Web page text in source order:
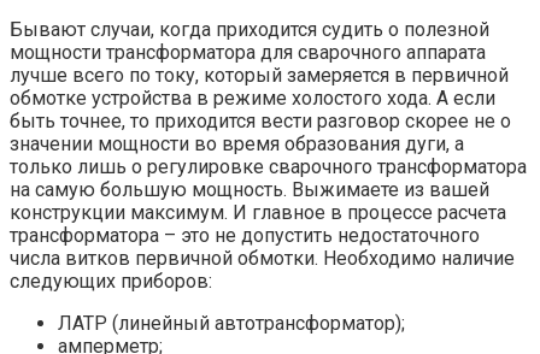
Бывают случаи, когда приходится судить о полезной
мощности трансформатора для сварочного аппарата
лучше всего по току, который замеряется в первичной
обмотке устройства в режиме холостого хода. А если
быть точнее, то приходится вести разговор скорее не о
значении мощности во время образования дуги, а
только лишь о регулировке сварочного трансформатора
на самую большую мощность. Выжимаете из вашей
конструкции максимум. И главное в процессе расчета
трансформатора – это не допустить недостаточного
числа витков первичной обмотки. Необходимо наличие
следующих приборов:
ЛАТР (линейный автотрансформатор);
амперметр;